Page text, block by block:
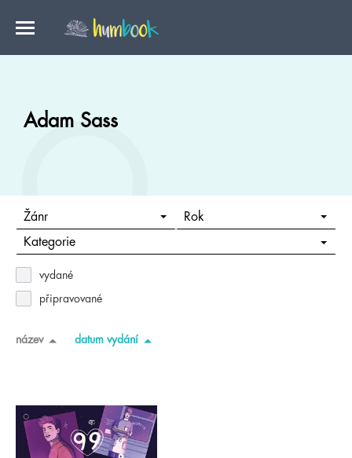
Adam Sass
Žánr Rok
Kategorie
vydané
připravované
název datum vydání